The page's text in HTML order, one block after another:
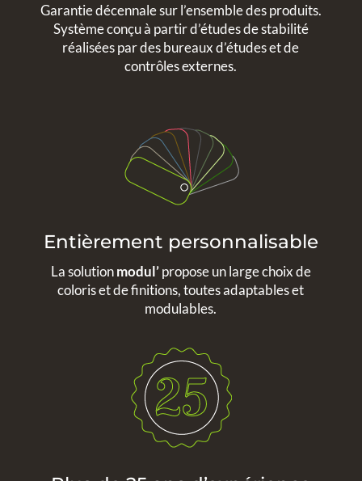
Garantie décennale sur l’ensemble des produits.
Système conçu à partir d’études de stabilité
réalisées par des bureaux d’études et de
contrôles externes.
Entièrement personnalisable
La solutionmodul’propose un large choix de
coloris et de finitions, toutes adaptables et
modulables.